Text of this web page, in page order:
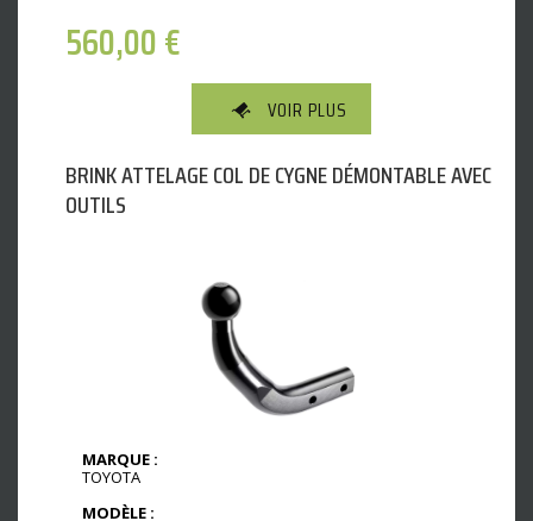
560,00€
VOIR PLUS
BRINK ATTELAGE COL DE CYGNE DÉMONTABLE AVEC
OUTILS
MARQUE :
TOYOTA
MODÈLE :